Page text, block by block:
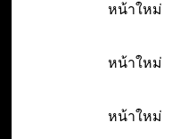
หน้าใหม่
หน้าใหม่
หน้าใหม่